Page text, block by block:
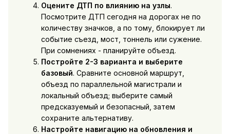
Оцените ДТП по влиянию на узлы.
Посмотрите ДТП сегодня на дорогах не по
количеству значков, а по тому, блокирует ли
событие съезд, мост, тоннель или сужение.
При сомнениях - планируйте объезд.
Постройте 2-3 варианта и выберите
базовый. Сравните основной маршрут,
объезд по параллельной магистрали и
локальный объезд; выберите самый
предсказуемый и безопасный, затем
сохраните альтернативу.
Настройте навигацию на обновления и